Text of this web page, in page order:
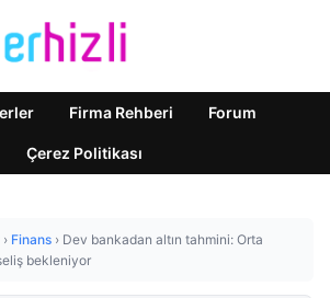
Firma Rehberi Forum
Çerez Politikası
› Finans › Dev bankadan altın tahmini: Orta
bekleniyor